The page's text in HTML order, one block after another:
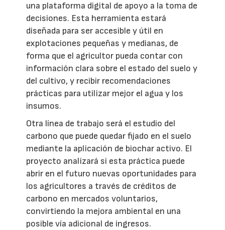
una plataforma digital de apoyo a la toma de
decisiones. Esta herramienta estará
diseñada para ser accesible y útil en
explotaciones pequeñas y medianas, de
forma que el agricultor pueda contar con
información clara sobre el estado del suelo y
del cultivo, y recibir recomendaciones
prácticas para utilizar mejor el agua y los
insumos.
Otra línea de trabajo será el estudio del
carbono que puede quedar fijado en el suelo
mediante la aplicación de biochar activo. El
proyecto analizará si esta práctica puede
abrir en el futuro nuevas oportunidades para
los agricultores a través de créditos de
carbono en mercados voluntarios,
convirtiendo la mejora ambiental en una
posible vía adicional de ingresos.